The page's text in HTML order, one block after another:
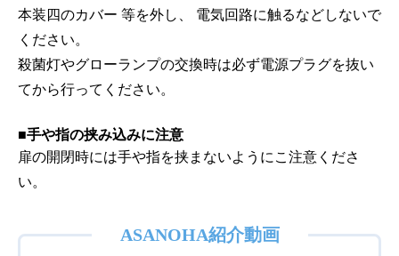
本装四のカバー 等を外し、 電気回路に触るなどしないで
ください。
殺菌灯やグローランプの交換時は必ず電源プラグを抜い
てから行ってください。
■手や指の挟み込みに注意
扉の開閉時には手や指を挟まないようにこ注意くださ
い。
ASANOHA紹介動画